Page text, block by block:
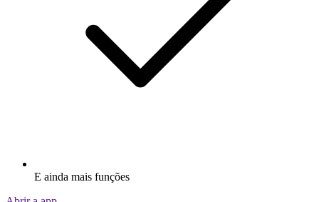
E ainda mais funções